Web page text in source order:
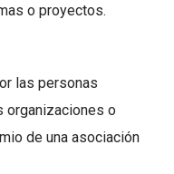
o proyectos.
las personas
organizaciones o
de una asociación